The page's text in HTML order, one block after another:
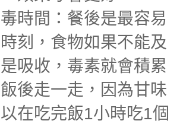
時間：餐後是最容易
刻，食物如果不能及
吸收，毒素就會積累
後走一走，因為甘味
在吃完飯1小時吃1個